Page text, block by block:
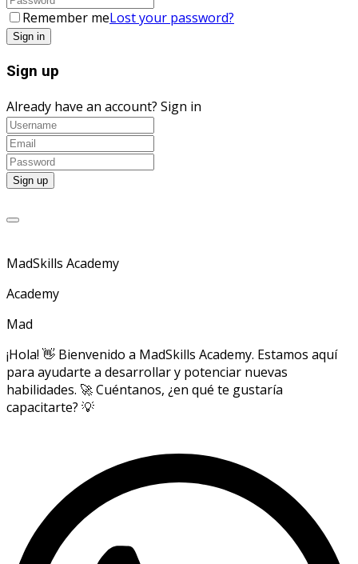
Remember meLost your password?
Sign up
Already have an account? Sign in
MadSkills Academy
Academy
Mad
¡Hola! 👋 Bienvenido a MadSkills Academy. Estamos aquí
para ayudarte a desarrollar y potenciar nuevas
habilidades. 🚀 Cuéntanos, ¿en qué te gustaría
capacitarte? 💡